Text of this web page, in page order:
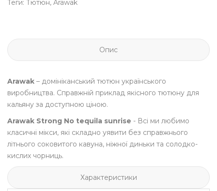
Теги: Тютюн, Arawak
Опис
Arawak – домініканський тютюн українського
виробництва. Справжній приклад якісного тютюну для
кальяну за доступною ціною.
Arawak Strong No tequila sunrise - Всі ми любимо
класичні мікси, які складно уявити без справжнього
літнього соковитого кавуна, ніжної диньки та солодко-
кислих чорниць.
Характеристики